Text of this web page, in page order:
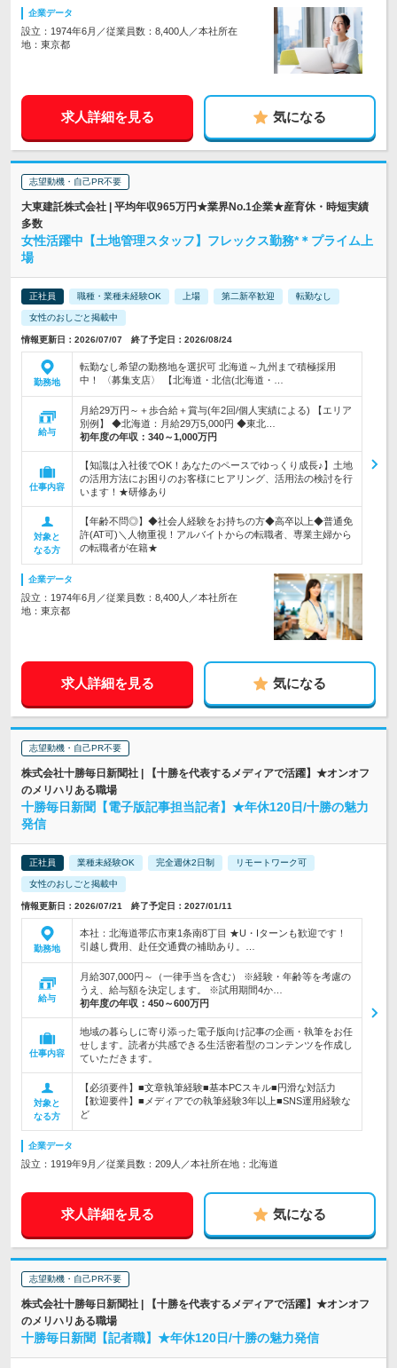
企業データ
設立：1974年6月／従業員数：8,400人／本社所在
地：東京都
求人詳細を見る 気になる
志望動機・自己PR不要
大東建託株式会社 | 平均年収965万円★業界No.1企業★産育休・時短実績
多数
女性活躍中【土地管理スタッフ】フレックス勤務*＊プライム上
場
正社員 職種・業種未経験OK 上場 第二新卒歓迎 転勤なし
女性のおしごと掲載中
情報更新日：2026/07/07 終了予定日：2026/08/24
勤務地
転勤なし希望の勤務地を選択可 北海道～九州まで積極採用
中！ 〈募集支店〉 【北海道・北信(北海道・…
給与
月給29万円～＋歩合給＋賞与(年2回/個人実績による) 【エリア
別例】 ◆北海道：月給29万5,000円 ◆東北…
初年度の年収： 340～1,000万円
仕事内容
【知識は入社後でOK！あなたのペースでゆっくり成長♪】土地
の活用方法にお困りのお客様にヒアリング、活用法の検討を行
います！★研修あり
対象と
なる方
【年齢不問◎】◆社会人経験をお持ちの方◆高卒以上◆普通免
許(AT可)＼人物重視！アルバイトからの転職者、専業主婦から
の転職者が在籍★
企業データ
設立：1974年6月／従業員数：8,400人／本社所在
地：東京都
求人詳細を見る 気になる
志望動機・自己PR不要
株式会社十勝毎日新聞社 | 【十勝を代表するメディアで活躍】★オンオフ
のメリハリある職場
十勝毎日新聞【電子版記事担当記者】★年休120日/十勝の魅力
発信
正社員 業種未経験OK 完全週休2日制 リモートワーク可
女性のおしごと掲載中
情報更新日：2026/07/21 終了予定日：2027/01/11
勤務地
本社：北海道帯広市東1条南8丁目 ★U・Iターンも歓迎です！
引越し費用、赴任交通費の補助あり。…
給与
月給307,000円～（一律手当を含む） ※経験・年齢等を考慮の
うえ、給与額を決定します。 ※試用期間4か…
初年度の年収： 450～600万円
仕事内容
地域の暮らしに寄り添った電子版向け記事の企画・執筆をお任
せします。読者が共感できる生活密着型のコンテンツを作成し
ていただきます。
対象と
なる方
【必須要件】■文章執筆経験■基本PCスキル■円滑な対話力
【歓迎要件】■メディアでの執筆経験3年以上■SNS運用経験な
ど
企業データ
設立：1919年9月／従業員数：209人／本社所在地：北海道
求人詳細を見る 気になる
志望動機・自己PR不要
株式会社十勝毎日新聞社 | 【十勝を代表するメディアで活躍】★オンオフ
のメリハリある職場
十勝毎日新聞【記者職】★年休120日/十勝の魅力発信